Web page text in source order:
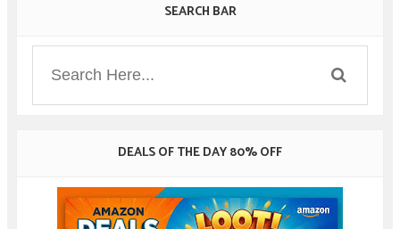
SEARCH BAR
DEALS OF THE DAY 80% OFF